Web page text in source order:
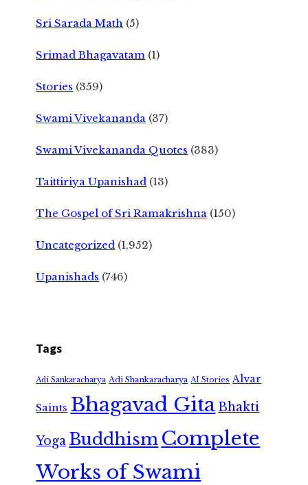
Sri Sarada Math (5)
Srimad Bhagavatam (1)
Stories (359)
Swami Vivekananda (37)
Swami Vivekananda Quotes (383)
Taittiriya Upanishad (13)
The Gospel of Sri Ramakrishna (150)
Uncategorized (1,952)
Upanishads (746)
Tags
Adi Sankaracharya Adi Shankaracharya AI Stories Alvar
Saints Bhagavad GitaBhakti
Yoga Buddhism Complete
Works of Swami